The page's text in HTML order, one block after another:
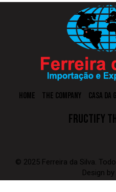
HOME THE COMPANY CASA DA
FRUCTIFY
© 2025 Ferreira da Silva.
Design by